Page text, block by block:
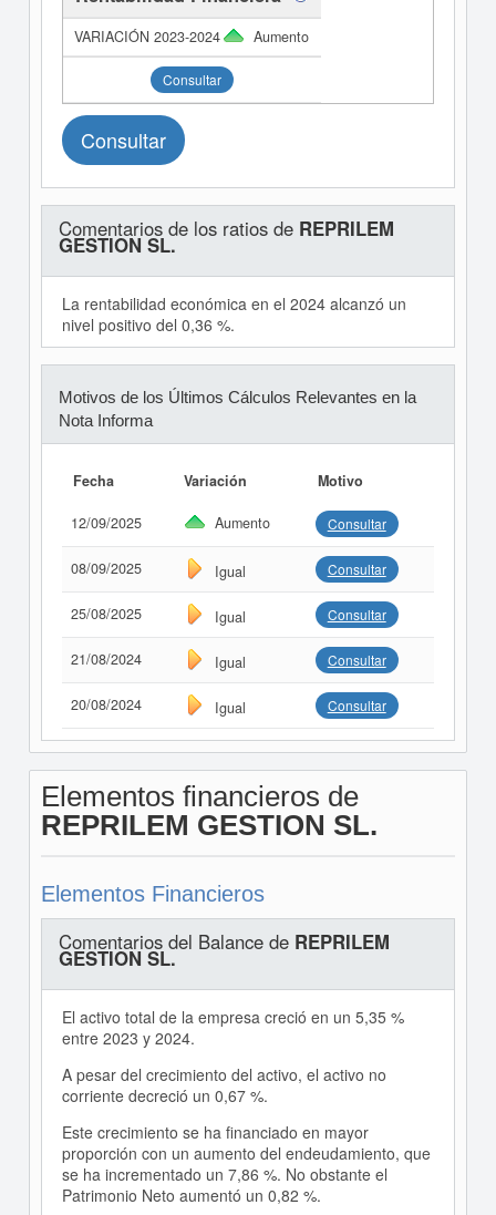
Aumento
Consultar
Consultar
Comentarios de los ratios de REPRILEM
GESTION SL.
La rentabilidad económica en el 2024 alcanzó un
nivel positivo del 0,36 %.
Motivos de los Últimos Cálculos Relevantes en la
Nota Informa
Fecha Variación Motivo
12/09/2025 Aumento Consultar
08/09/2025 Igual Consultar
25/08/2025 Igual Consultar
21/08/2024 Igual Consultar
20/08/2024 Igual Consultar
Elementos financieros de
REPRILEM GESTION SL.
Elementos Financieros
Comentarios del Balance de REPRILEM
GESTION SL.
El activo total de la empresa creció en un 5,35 %
entre 2023 y 2024.
A pesar del crecimiento del activo, el activo no
corriente decreció un 0,67 %.
Este crecimiento se ha financiado en mayor
proporción con un aumento del endeudamiento, que
se ha incrementado un 7,86 %. No obstante el
Patrimonio Neto aumentó un 0,82 %.